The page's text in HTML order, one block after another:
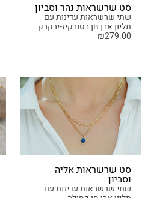
סט שרשראות נהר וסביון
שתי שרשראות עדינות עם
תליון אבן חן בטורקיז-ירקרק
₪279.00
סט שרשראות אליה
וסביון
שתי שרשראות עדינות עם